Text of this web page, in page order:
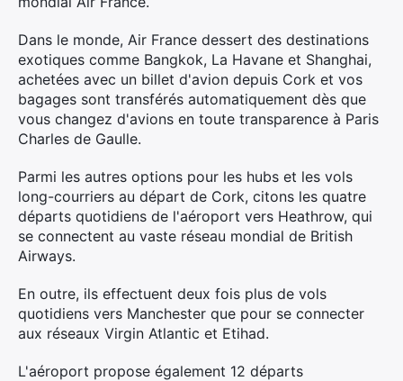
Dans le monde, Air France dessert des destinations
exotiques comme Bangkok, La Havane et Shanghai,
achetées avec un billet d'avion depuis Cork et vos
bagages sont transférés automatiquement dès que
vous changez d'avions en toute transparence à Paris
Charles de Gaulle.
Parmi les autres options pour les hubs et les vols
long-courriers au départ de Cork, citons les quatre
départs quotidiens de l'aéroport vers Heathrow, qui
se connectent au vaste réseau mondial de British
Airways.
En outre, ils effectuent deux fois plus de vols
quotidiens vers Manchester que pour se connecter
aux réseaux Virgin Atlantic et Etihad.
L'aéroport propose également 12 départs
×
Rechercher
: